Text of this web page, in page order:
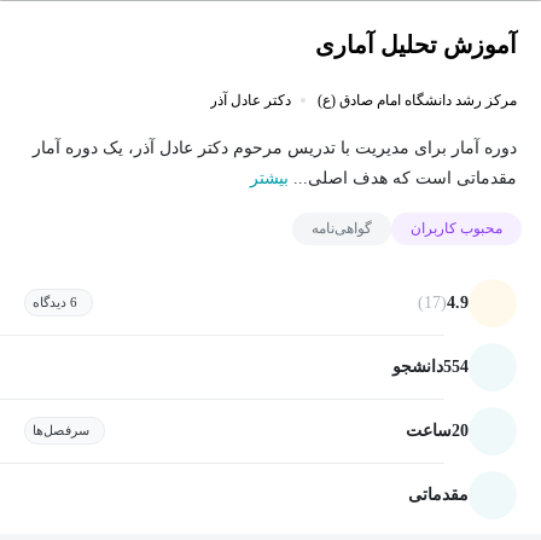
آموزش تحلیل آماری
مرکز رشد دانشگاه امام صادق (ع) دکتر عادل آذر
دوره آمار برای مدیریت با تدریس مرحوم دکتر عادل آذر، یک دوره آمار
مقدماتی است که هدف اصلی... بیشتر
محبوب کاربران گواهی‌نامه
4.9
(17) 6 دیدگاه
554دانشجو
20ساعت سرفصل‌ها
مقدماتی